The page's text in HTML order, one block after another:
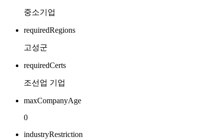
중소기업
requiredRegions
고성군
requiredCerts
조선업 기업
maxCompanyAge
0
industryRestriction